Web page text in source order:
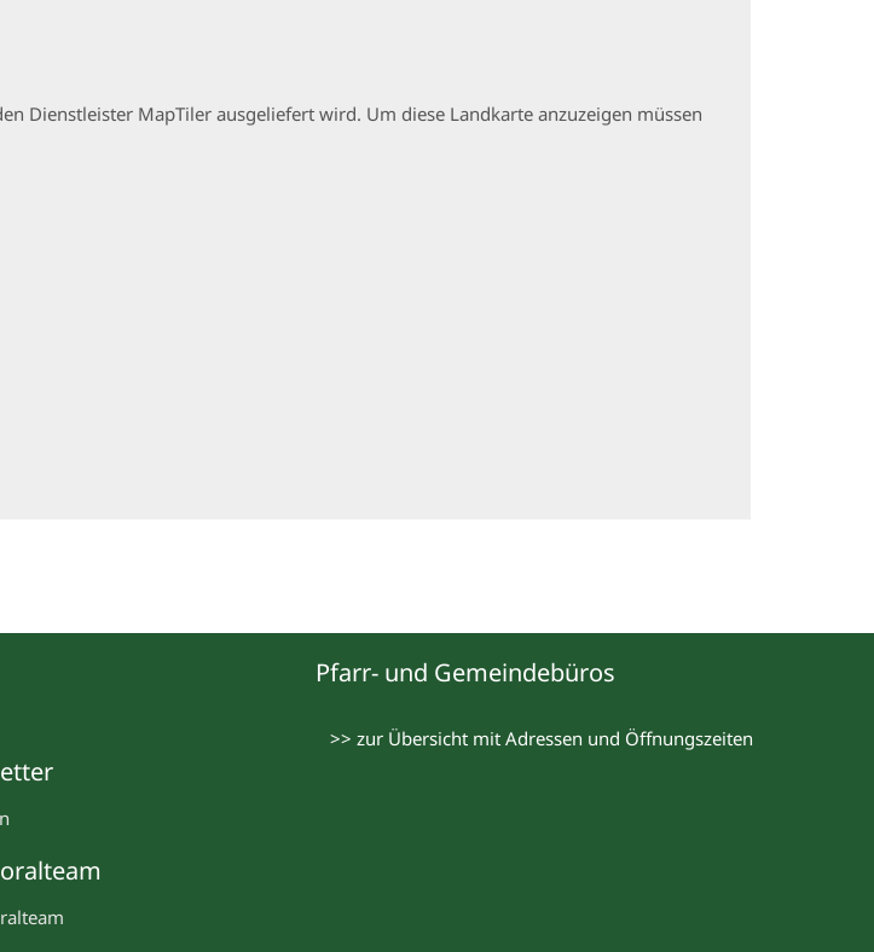
Dienstleister MapTiler ausgeliefert wird. Um diese Landkarte anzuzeigen müssen
Pfarr- und Gemeindebüros
>> zur Übersicht mit Adressen und Öffnungszeiten